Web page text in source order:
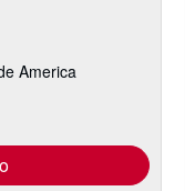
America